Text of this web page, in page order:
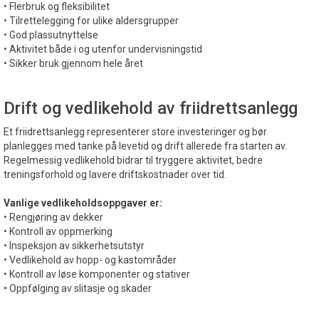
• Flerbruk og fleksibilitet
• Tilrettelegging for ulike aldersgrupper
• God plassutnyttelse
• Aktivitet både i og utenfor undervisningstid
• Sikker bruk gjennom hele året
Drift og vedlikehold av friidrettsanlegg
Et friidrettsanlegg representerer store investeringer og bør
planlegges med tanke på levetid og drift allerede fra starten av.
Regelmessig vedlikehold bidrar til tryggere aktivitet, bedre
treningsforhold og lavere driftskostnader over tid.
Vanlige vedlikeholdsoppgaver er:
• Rengjøring av dekker
• Kontroll av oppmerking
• Inspeksjon av sikkerhetsutstyr
• Vedlikehold av hopp- og kastområder
• Kontroll av løse komponenter og stativer
• Oppfølging av slitasje og skader